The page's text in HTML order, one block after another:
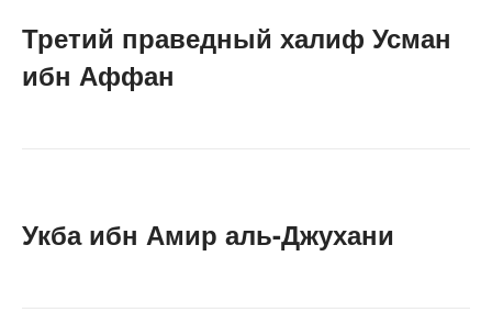
Третий праведный халиф Усман
ибн Аффан
Укба ибн Амир аль-Джухани